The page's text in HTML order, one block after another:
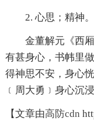
2. 心思；精神。
金董解元《西厢
有甚身心，书帏里
得神思不安，身心
﹝周大勇﹞身心沉
【文章由高防cdn